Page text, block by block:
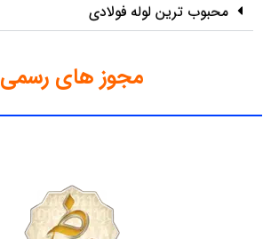
محبوب ترین لوله فولادی
مجوز های رسمی